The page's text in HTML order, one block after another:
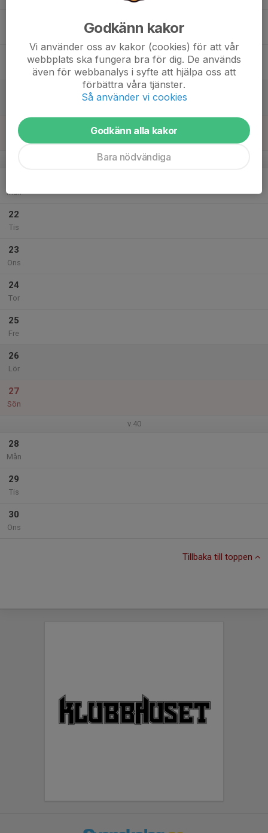
20
Sön
v.39
Mån
22
Tis
23
Ons
24
Tor
25
Fre
26
Lör
27
Sön
v.40
28
Mån
29
Tis
30
Ons
Tillbaka till toppen
Godkänn kakor
Vi använder oss av kakor (cookies) för att vår
webbplats ska fungera bra för dig. De används
även för webbanalys i syfte att hjälpa oss att
förbättra våra tjänster.
Så använder vi cookies
Godkänn alla kakor
Bara nödvändiga